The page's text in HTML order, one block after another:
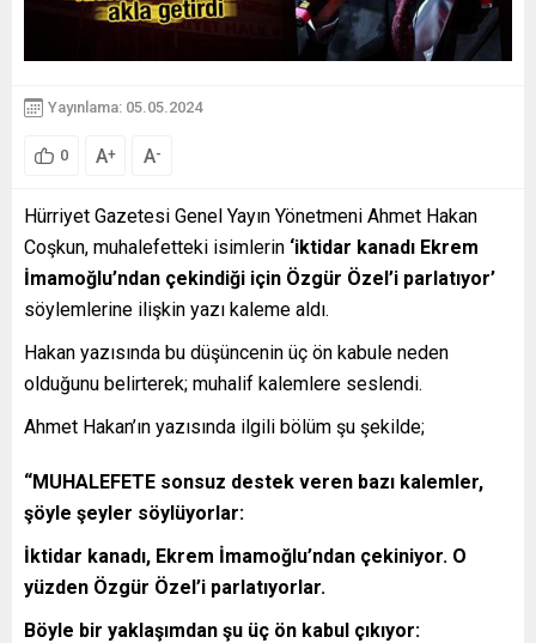
Yayınlama: 05.05.2024
0 A+ A-
Hürriyet Gazetesi Genel Yayın Yönetmeni Ahmet Hakan
Coşkun, muhalefetteki isimlerin ‘iktidar kanadı Ekrem
İmamoğlu’ndan çekindiği için Özgür Özel’i parlatıyor’
söylemlerine ilişkin yazı kaleme aldı.
Hakan yazısında bu düşüncenin üç ön kabule neden
olduğunu belirterek; muhalif kalemlere seslendi.
Ahmet Hakan’ın yazısında ilgili bölüm şu şekilde;
“MUHALEFETE sonsuz destek veren bazı kalemler,
şöyle şeyler söylüyorlar:
İktidar kanadı, Ekrem İmamoğlu’ndan çekiniyor. O
yüzden Özgür Özel’i parlatıyorlar.
Böyle bir yaklaşımdan şu üç ön kabul çıkıyor: